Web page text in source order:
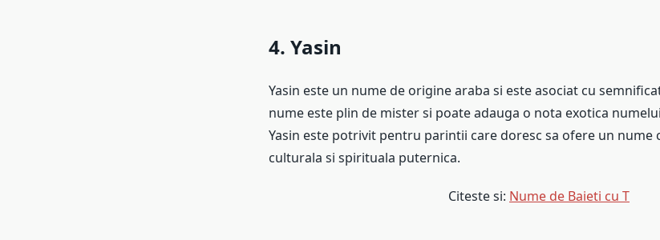
4. Yasin
Yasin este un nume de origine araba si este asociat cu
nume este plin de mister si poate adauga o nota exotica
Yasin este potrivit pentru parintii care doresc sa ofere un nume
culturala si spirituala puternica.
Citeste si: Nume de Baieti cu T